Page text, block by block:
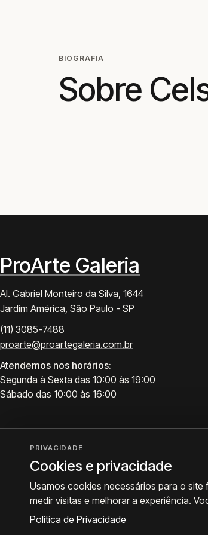
BIOGRAFIA
Sobre
ProArte Galeria
Al. Gabriel Monteiro da Silva, 1644
Jardim América, São Paulo - SP
(11) 3085-7488
proarte@proartegaleria.com.br
Atendemos nos horários:
Segunda à Sexta das 10:00 às 19:00
Sábado das 10:00 às 16:00
PRIVACIDADE
Cookies e privacidade
Usamos cookies necessários para o site
medir visitas e melhorar a experiência.
Política de Privacidade